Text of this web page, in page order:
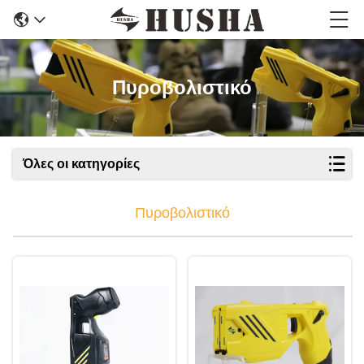
Πυροβολιστικό
Όλες οι κατηγορίες
Πυροβολιστικό